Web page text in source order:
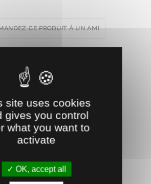
CE PRODUIT À UN AMI
PRODUIT
À...
site uses cookies
gives you control
what you want to
activate
OK, accept all